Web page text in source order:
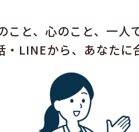
こと、心のこと、一人
・LINEから、あなた